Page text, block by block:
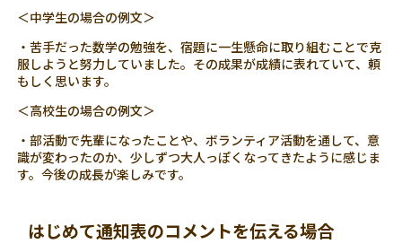
＜中学生の場合の例文＞
・苦手だった数学の勉強を、宿題に一生懸命に取り組むことで克
服しようと努力していました。その成果が成績に表れていて、頼
もしく思います。
＜高校生の場合の例文＞
・部活動で先輩になったことや、ボランティア活動を通して、意
識が変わったのか、少しずつ大人っぽくなってきたように感じま
す。今後の成長が楽しみです。
はじめて通知表のコメントを伝える場合